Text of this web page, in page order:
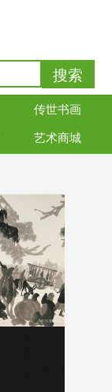
传世书画
艺术商城